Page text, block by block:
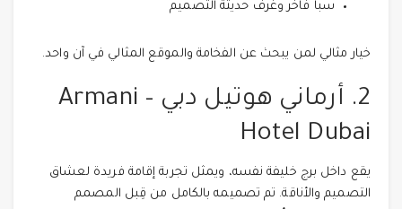
سبا فاخر وغرف حديثة التصميم
خيار مثالي لمن يبحث عن الفخامة والموقع المثالي في آن واحد.
2. أرماني هوتيل دبي – Armani
Hotel Dubai
يقع داخل برج خليفة نفسه، ويمثل تجربة إقامة فريدة لعشاق
التصميم والأناقة. تم تصميمه بالكامل من قِبل المصمم